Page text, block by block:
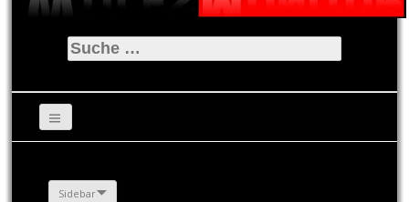
Suche
nach:
Sidebar